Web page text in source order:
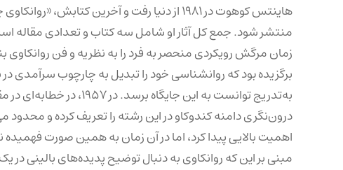
هاینتس کوهوت در ۱۹۸۱ از دنیا رفت و آخرین
منتشر شود. جمع کل آثار او شامل سه کتاب و تعدادی مقاله است
زمان مرگش رویکردی منحصر به فرد را به نظریه و فن روانکاوی
برگزیده بود که روانشناسی خود را تبدیل به چارچوب سرآمدی
به‌تدریج توانست به این
درون‌نگری دامنه کندوکاو در این رشته را تعریف کرده و محدود
اهمیت بالایی پیدا کرد، اما در آن زمان به همین صورت
مبنی بر این که روانکاوی به دنبال توضیح پدیده‌های بالینی